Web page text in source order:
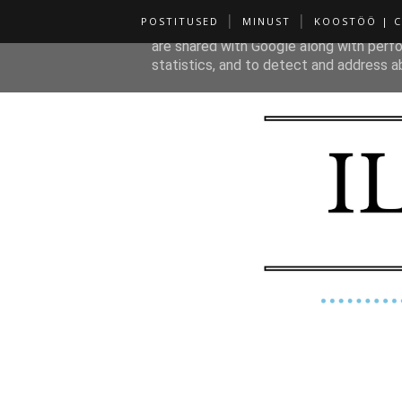
POSTITUSED MINUST KOOSTÖÖ |
This site uses cookies from Google to
are shared with Google along with
statistics, and to detect and address